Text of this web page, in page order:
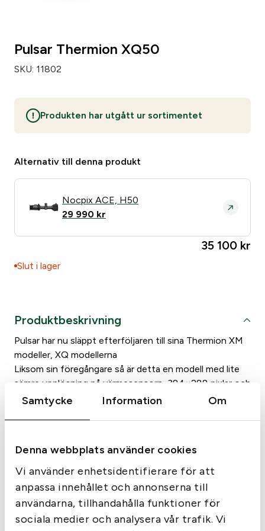
Samtycke Information Om
Denna webbplats använder cookies
Vi använder enhetsidentifierare för att
anpassa innehållet och annonserna till
användarna, tillhandahålla funktioner för
sociala medier och analysera vår trafik. Vi
Pulsar Thermion XQ50
SKU: 11802
Produkten har utgått ur sortimentet
Alternativ till denna produkt
Nocpix ACE, H50
29 990 kr
35 100 kr
Slut i lager
Produktbeskrivning
Pulsar har nu släppt efterföljaren till sina Thermion XM
modeller, XQ modellerna
Liksom sin föregångare så är detta en modell med lite
sämre upplösning på värmesensorn, 384×288 pixlar och
med 17 µm är XP modellerna vilka har 640×480 17µm.
klarare skarpare bild.
Som sina föregångare så monteras Thermion med 30
Siktet är tillverkat i förstärkt metall och är gjort för att
klara ett vapen med utgångshastighet på upp till 6000
Joule (375 H&H)